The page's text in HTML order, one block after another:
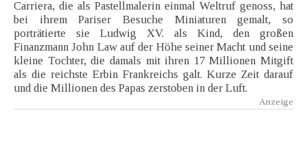
Carriera, die als Pastellmalerin einmal Weltruf genoss, hat
bei ihrem Pariser Besuche Miniaturen gemalt, so
porträtierte sie Ludwig XV. als Kind, den großen
Finanzmann John Law auf der Höhe seiner Macht und seine
kleine Tochter, die damals mit ihren 17 Millionen Mitgift
als die reichste Erbin Frankreichs galt. Kurze Zeit darauf
und die Millionen des Papas zerstoben in der Luft.